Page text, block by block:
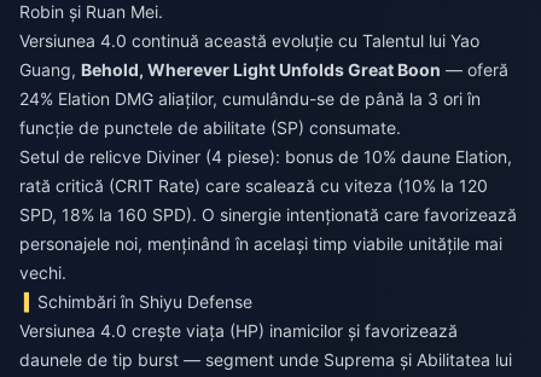
Robin și Ruan Mei.
Versiunea 4.0 continuă această evoluție cu Talentul lui Yao
Guang, Behold, Wherever Light Unfolds Great Boon — oferă
24% Elation DMG aliaților, cumulându-se de până la 3 ori în
funcție de punctele de abilitate (SP) consumate.
Setul de relicve Diviner (4 piese): bonus de 10% daune Elation,
rată critică (CRIT Rate) care scalează cu viteza (10% la 120
SPD, 18% la 160 SPD). O sinergie intenționată care favorizează
personajele noi, menținând în același timp viabile unitățile mai
vechi.
Schimbări în Shiyu Defense
Versiunea 4.0 crește viața (HP) inamicilor și favorizează
daunele de tip burst — segment unde Suprema și Abilitatea lui